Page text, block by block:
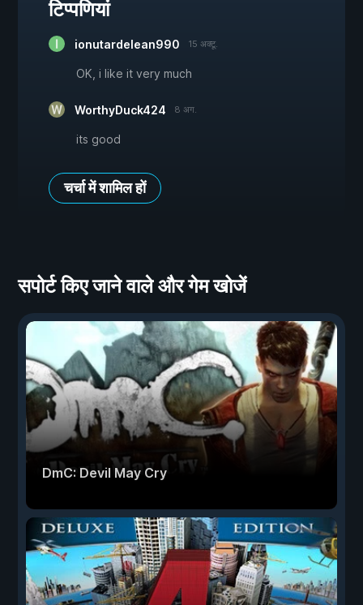
टिप्पणियां
ionutardelean990 15 अक्टू.
OK, i like it very much
WorthyDuck424 8 अग.
its good
चर्चा में शामिल हों
सपोर्ट किए जाने वाले और गेम खोजें
DmC: Devil May Cry